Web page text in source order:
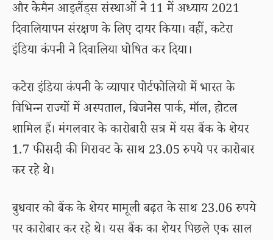
और केमैन आइलैंड्स संस्थाओं ने 11 में अध्याय 2021
दिवालियापन संरक्षण के लिए दायर किया। वहीं, कटेरा
इंडिया कंपनी ने दिवालिया घोषित कर दिया।
कटेरा इंडिया कंपनी के व्यापार पोर्टफोलियो में भारत के
विभिन्न राज्यों में अस्पताल, बिजनेस पार्क, मॉल, होटल
शामिल हैं। मंगलवार के कारोबारी सत्र में यस बैंक के शेयर
1.7 फीसदी की गिरावट के साथ 23.05 रुपये पर कारोबार
कर रहे थे।
बुधवार को बैंक के शेयर मामूली बढ़त के साथ 23.06 रुपये
पर कारोबार कर रहे थे। यस बैंक का शेयर पिछले एक साल